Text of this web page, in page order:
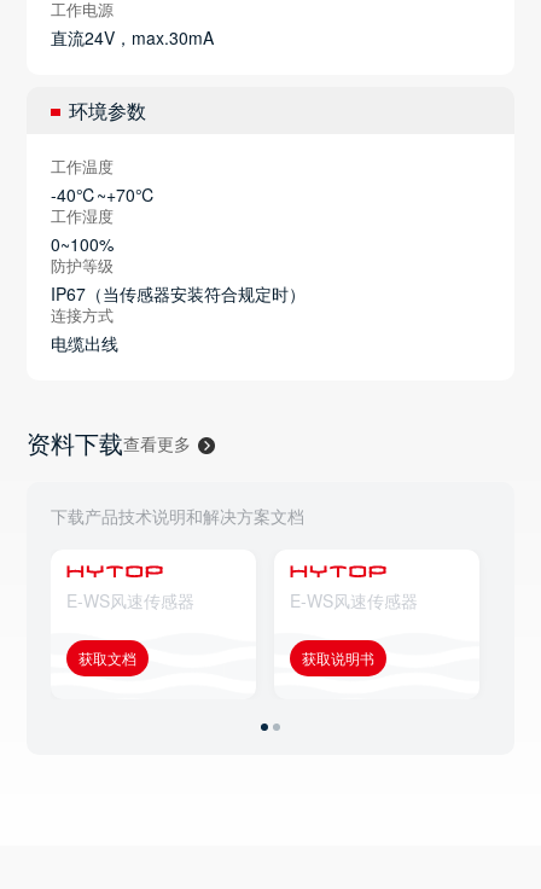
工作电源
直流24V，max.30mA
环境参数
工作温度
-40℃~+70℃
工作湿度
0~100%
防护等级
IP67（当传感器安装符合规定时）
连接方式
电缆出线
资料下载查看更多
下载产品技术说明和解决方案文档
E-WS风速传感器
获取文档
E-WS风速传感器
获取说明书